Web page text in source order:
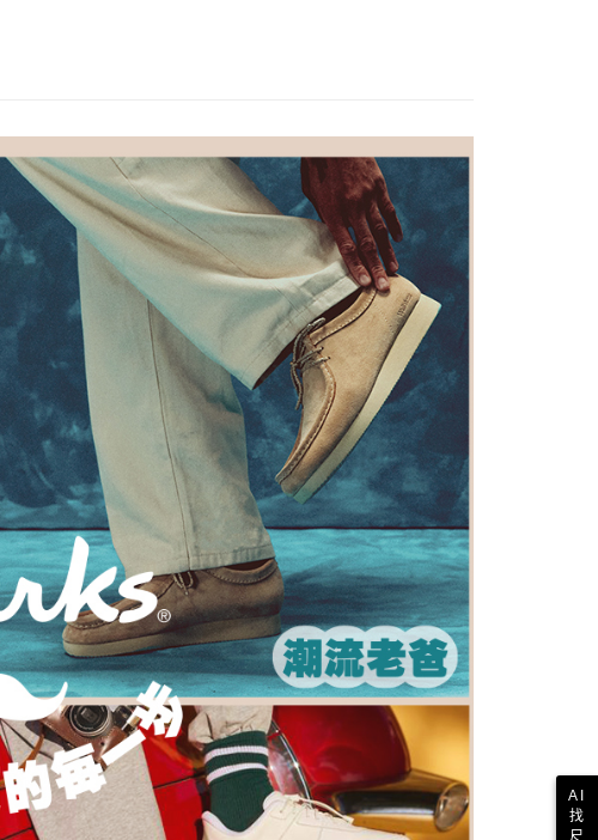
交易，需依本服務之必要範圍內提供個人資料，並將交易相關給付款項請
求債權轉讓予恩沛科技股份有限公司。
２．關於個人資料處理事宜，請瀏覽以下網址：
aftee.tw/terms/#terms3
３．未成年的使用者請事先徵得法定代理人或監護人之同意方可使用
「AFTEE先享後付」，若未經同意申辦者引起之損失，本公司不負相關責
４．使用「AFTEE先享後付」時，將依據個別帳號之用戶狀況，依本公司
即時審查核予不同之上限額度；若仍有額度不足之情形，本公司將視審查
結果請求用戶進行身份認證。
５．嚴禁一人註冊多個帳號或使用他人資訊註冊。若發現惡意使用之情
形，恩沛科技股份有限公司將有權停止該用戶之使用額度並採取法律行
-離島
筆NT$120，滿NT$1,000(含以上)免運費
月限時價 ⏰男款
精選系列】日常百搭 男款
AI
找
尺